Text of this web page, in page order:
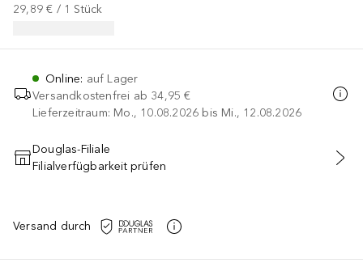
29,89 € / 1 Stück
Online: auf Lager
Versandkostenfrei ab 34,95 €
Lieferzeitraum: Mo., 10.08.2026 bis Mi., 12.08.2026
IN DEN WARENKORB
Douglas-Filiale
Filialverfügbarkeit prüfen
Versand durch